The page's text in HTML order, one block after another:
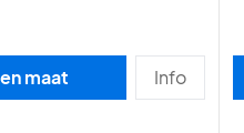
Kiezen maat Info